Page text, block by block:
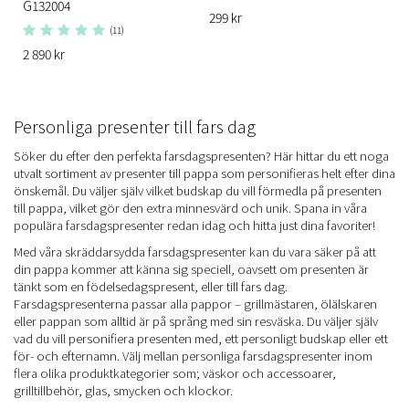
G132004
(11)
2 890 kr
299 kr
Personliga presenter till fars dag
Söker du efter den perfekta farsdagspresenten? Här hittar du ett noga
utvalt sortiment av presenter till pappa som personifieras helt efter dina
önskemål. Du väljer själv vilket budskap du vill förmedla på presenten
till pappa, vilket gör den extra minnesvärd och unik. Spana in våra
populära farsdagspresenter redan idag och hitta just dina favoriter!
Med våra skräddarsydda farsdagspresenter kan du vara säker på att
din pappa kommer att känna sig speciell, oavsett om presenten är
tänkt som en födelsedagspresent, eller till fars dag.
Farsdagspresenterna passar alla pappor – grillmästaren, ölälskaren
eller pappan som alltid är på språng med sin resväska. Du väljer själv
vad du vill personifiera presenten med, ett personligt budskap eller ett
för- och efternamn. Välj mellan personliga farsdagspresenter inom
flera olika produktkategorier som; väskor och accessoarer,
grilltillbehör, glas, smycken och klockor.